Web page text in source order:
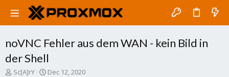
noVNC Fehler aus dem WAN - kein Bild in
der Shell
T
Sc[A]rY
S
Dec 12, 2020